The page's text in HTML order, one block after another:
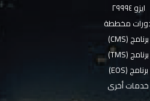
ايزو ٢٩٩٩٤
مخططة
برنامج (CMS)
برنامج (TMS)
برنامج (EOS)
خدمات أخرى